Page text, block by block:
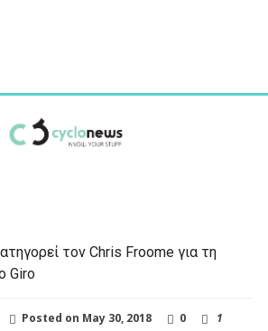
τον Chris Froome για τη
Giro
Posted on May 30, 2018 0
1